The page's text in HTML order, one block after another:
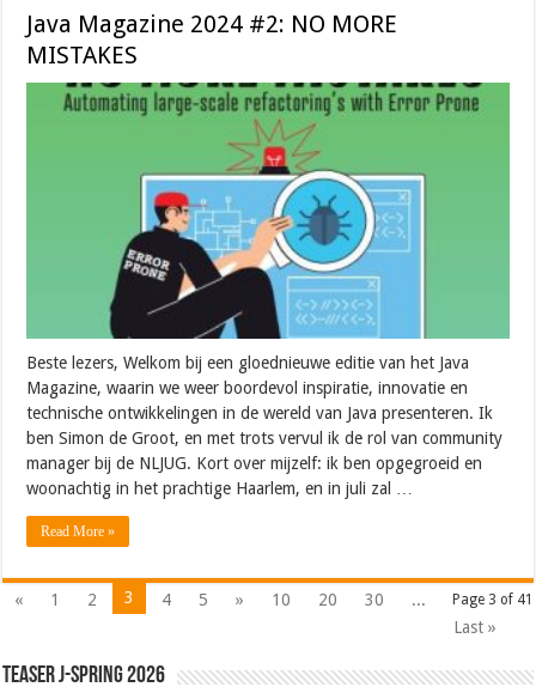
Java Magazine 2024 #2: NO MORE
MISTAKES
Beste lezers, Welkom bij een gloednieuwe editie van het Java
Magazine, waarin we weer boordevol inspiratie, innovatie en
technische ontwikkelingen in de wereld van Java presenteren. Ik
ben Simon de Groot, en met trots vervul ik de rol van community
manager bij de NLJUG. Kort over mijzelf: ik ben opgegroeid en
woonachtig in het prachtige Haarlem, en in juli zal …
Read More »
Page 3 of 41
« 1 2 3 4 5 » 10 20 30
...
Last »
Teaser J-Spring 2026